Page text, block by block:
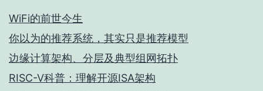
WiFi的前世今生
你以为的推荐系统，其实只是推荐模型
边缘计算架构、分层及典型组网拓扑
RISC-V科普：理解开源ISA架构